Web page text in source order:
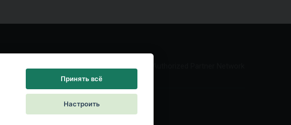
End User License Agreement|Контакты
Принять всё
Настроить